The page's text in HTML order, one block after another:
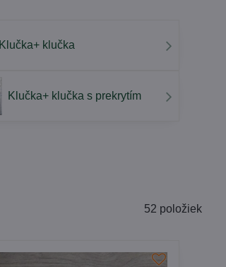
Klučka+ klučka
Klučka+ klučka s prekrytím
52 položiek